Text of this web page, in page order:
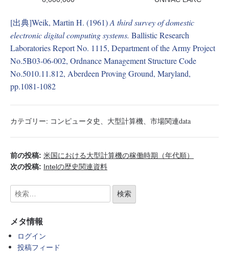
[出典]Weik, Martin H. (1961)A third survey of domestic
electronic digital computing systems. Ballistic Research
Laboratories Report No. 1115, Department of the Army Project
No.5B03-06-002, Ordnance Management Structure Code
No.5010.11.812, Aberdeen Proving Ground, Maryland,
pp.1081-1082
カテゴリー: コンピュータ史、 大型計算機、 市場関連data
前の投稿: 米国における大型計算機の稼働時期（年代順）
次の投稿: Intelの歴史関連資料
メタ情報
ログイン
投稿フィード